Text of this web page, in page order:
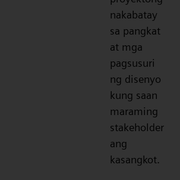
nakabatay
sa pangkat
at mga
pagsusuri
ng disenyo
kung saan
maraming
stakeholder
ang
kasangkot.